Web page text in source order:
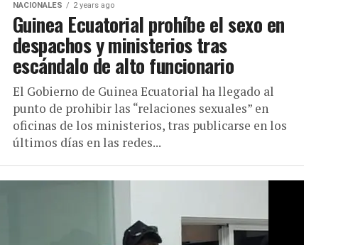
NACIONALES 2 years ago
Guinea Ecuatorial prohíbe el sexo en
despachos y ministerios tras
escándalo de alto funcionario
El Gobierno de Guinea Ecuatorial ha llegado al
punto de prohibir las “relaciones sexuales” en
oficinas de los ministerios, tras publicarse en los
últimos días en las redes...